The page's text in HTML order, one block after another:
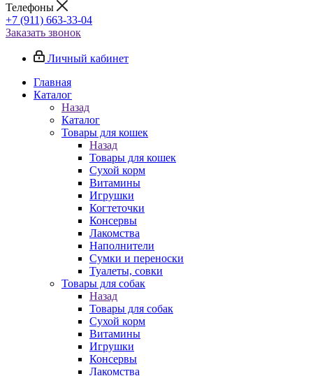
Телефоны
+7 (911) 663-33-04
Заказать звонок
Личный кабинет
Главная
Каталог
Назад
Каталог
Товары для кошек
Назад
Товары для кошек
Cухой корм
Витамины
Игрушки
Когтеточки
Консервы
Лакомства
Наполнители
Сумки и переноски
Туалеты, совки
Товары для собак
Назад
Товары для собак
Cухой корм
Витамины
Игрушки
Консервы
Лакомства